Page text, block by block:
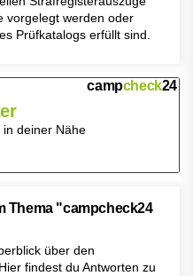
vorgelegt werden oder
Prüfkatalogs erfüllt sind.
campcheck24
in deiner Nähe
Thema "campcheck24
über den
findest du Antworten zu